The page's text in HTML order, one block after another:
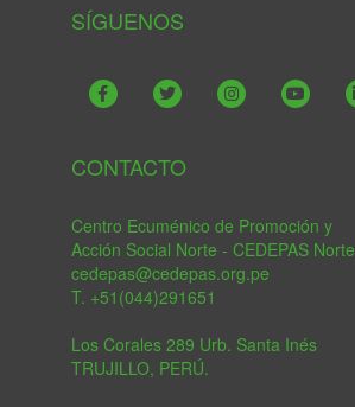
SÍGUENOS
CONTACTO
Centro Ecuménico de Promoción y
Acción Social Norte - CEDEPAS Norte
cedepas@cedepas.org.pe
T. +51(044)291651
Los Corales 289 Urb. Santa Inés
TRUJILLO, PERÚ.